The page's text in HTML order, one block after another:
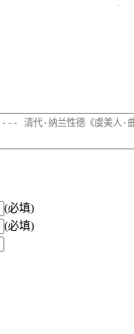
(必填)
(必填)